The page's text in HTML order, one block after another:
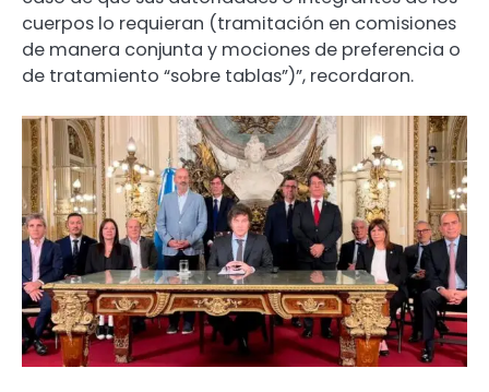
cuerpos lo requieran (tramitación en comisiones
de manera conjunta y mociones de preferencia o
de tratamiento “sobre tablas”)”, recordaron.